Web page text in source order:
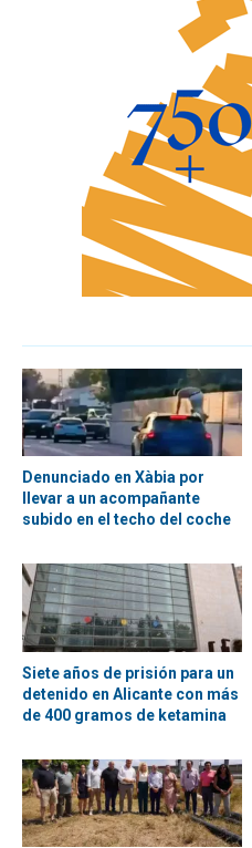
Denunciado en Xàbia por
llevar a un acompañante
subido en el techo del coche
Siete años de prisión para un
detenido en Alicante con más
de 400 gramos de ketamina